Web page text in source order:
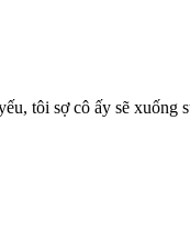
tôi sợ cô ấy sẽ xuống